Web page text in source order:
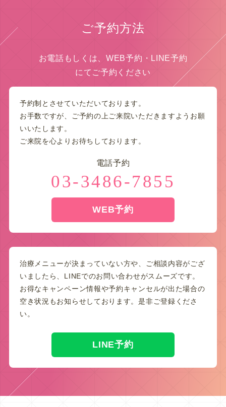
ご予約方法
お電話もしくは、WEB予約・LINE予約
にてご予約ください
予約制とさせていただいております。
お手数ですが、ご予約の上ご来院いただきますようお願
いいたします。
ご来院を心よりお待ちしております。
電話予約
03-3486-7855
WEB予約
治療メニューが決まっていない方や、ご相談内容がござ
いましたら、LINEでのお問い合わせがスムーズです。
お得なキャンペーン情報や予約キャンセルが出た場合の
空き状況もお知らせしております。是非ご登録くださ
い。
LINE予約